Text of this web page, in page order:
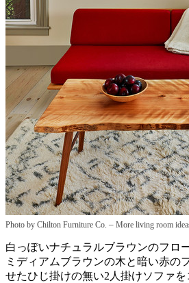
Photo by Chilton Furniture Co. – More living room
白っぽいナチュラルブラウンのフロ
ミディアムブラウンの木と暗い赤の
せたひじ掛けの無い2人掛けソファを